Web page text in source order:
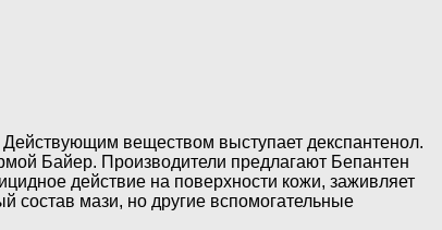
веществом выступает декспантенол.
Байер. Производители предлагают Бепантен
действие на поверхности кожи, заживляет
состав мази, но другие вспомогательные